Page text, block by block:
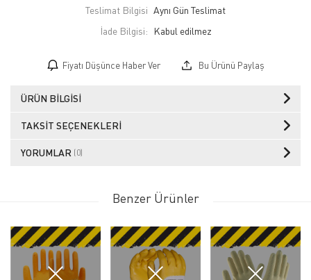
Teslimat Bilgisi Aynı Gün Teslimat
İade Bilgisi:
Fiyatı Düşünce Haber Ver Bu Ürünü Paylaş
ÜRÜN BILGISI
TAKSIT SEÇENEKLERI
YORUMLAR (0)
Benzer Ürünler